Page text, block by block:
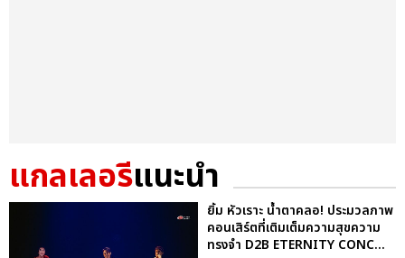
แกลเลอรีแนะนำ
ยิ้ม หัวเราะ น้ำตาคลอ! ประมวลภาพ
คอนเสิร์ตที่เติมเต็มความสุขความ
ทรงจำ D2B ETERNITY CONC...